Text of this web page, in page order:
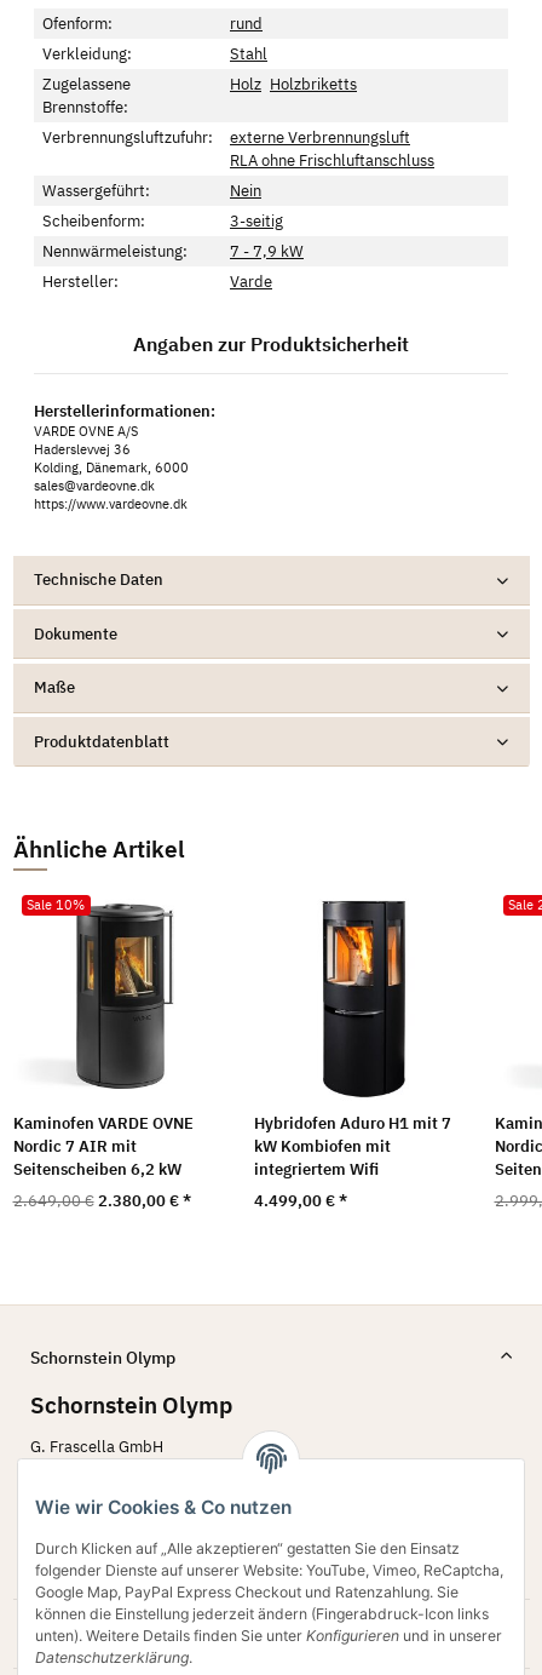
Wie wir Cookies & Co nutzen
Durch Klicken auf „Alle akzeptieren“ gestatten Sie den Einsatz
folgender Dienste auf unserer Website: YouTube, Vimeo, ReCaptcha,
Google Map, PayPal Express Checkout und Ratenzahlung. Sie
können die Einstellung jederzeit ändern (Fingerabdruck-Icon links
unten). Weitere Details finden Sie unter Konfigurieren und in unserer
Datenschutzerklärung.
Ofenform:
rund
Verkleidung:
Stahl
Zugelassene
Brennstoffe:
Holz Holzbriketts
Verbrennungsluftzufuhr:
externe Verbrennungsluft
RLA ohne Frischluftanschluss
Wassergeführt:
Nein
Scheibenform:
3-seitig
Nennwärmeleistung:
7 - 7,9 kW
Hersteller:
Varde
Angaben zur Produktsicherheit
Herstellerinformationen:
VARDE OVNE A/S
Haderslevvej 36
Kolding, Dänemark, 6000
sales@vardeovne.dk
https://www.vardeovne.dk
Technische Daten
Dokumente
Maße
Produktdatenblatt
Ähnliche Artikel
Sale 10%
Kaminofen VARDE OVNE
Nordic 7 AIR mit
Seitenscheiben 6,2 kW
2.649,00 € 2.380,00 €*
Hybridofen Aduro H1 mit 7
kW Kombiofen mit
integriertem Wifi
4.499,00 €*
Sale
Schornstein Olymp
Schornstein Olymp
G. Frascella GmbH
45770 Marl
Verkauf@schornstein-olymp.de
Gesetzliche Informationen